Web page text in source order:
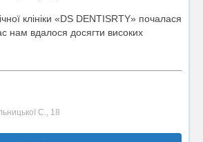
клініки «DS DENTISRTY» почалася
нам вдалося досягти високих
С., 18